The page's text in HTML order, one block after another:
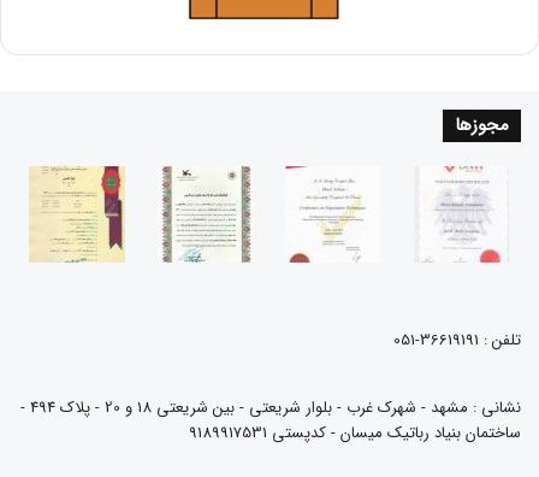
مجوزها
تلفن : 36619191-051
نشانی : مشهد - شهرک غرب - بلوار شریعتی - بین شریعتی 18 و 20 - پلاک 494 -
ساختمان بنیاد رباتیک میسان - کدپستی 9189917531